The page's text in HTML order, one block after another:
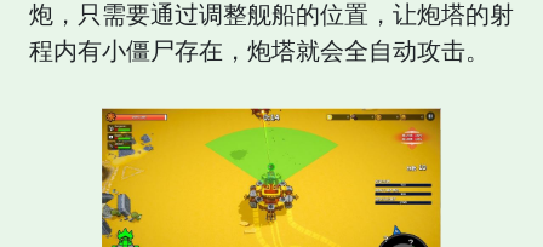
炮，只需要通过调整舰船的位置，让炮塔的射
程内有小僵尸存在，炮塔就会全自动攻击。